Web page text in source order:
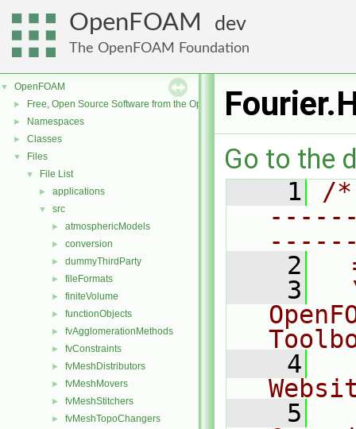
OpenFOAM dev
The OpenFOAM Foundation
▼ OpenFOAM
► Free, Open Source Software from the OpenFOAM Foundation
► Namespaces
► Classes
▼ Files
▼ File List
► applications
▼ src
► atmosphericModels
► conversion
► dummyThirdParty
► fileFormats
► finiteVolume
► functionObjects
► fvAgglomerationMethods
► fvConstraints
► fvMeshDistributors
► fvMeshMovers
► fvMeshStitchers
► fvMeshTopoChangers
Go to the
    1
/
    2
    3
    4
    5